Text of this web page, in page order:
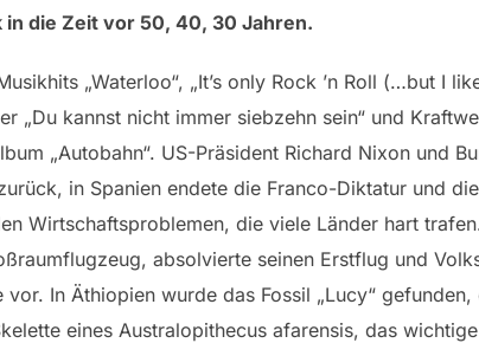
in die Zeit vor 50, 40, 30 Jahren.
„Waterloo“, „It’s only Rock ’n Roll (…but I
„Du kannst nicht immer siebzehn sein“ und
„Autobahn“. US-Präsident Richard Nixon und
in Spanien endete die Franco-Diktatur und
Wirtschaftsproblemen, die viele Länder hart
absolvierte seinen Erstflug und
vor. In Äthiopien wurde das Fossil „Lucy“
eines Australopithecus afarensis, das